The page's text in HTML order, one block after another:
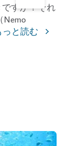
すか？それ
っと読む